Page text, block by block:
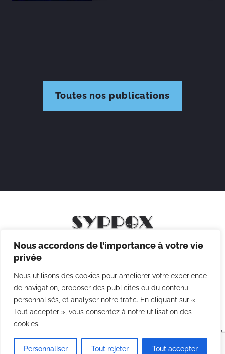
Nous accordons de l’importance à votre vie
privée
Nous utilisons des cookies pour améliorer votre expérience
de navigation, proposer des publicités ou du contenu
personnalisés, et analyser notre trafic. En cliquant sur «
Tout accepter », vous consentez à notre utilisation des
cookies.
Personnaliser Tout rejeter Tout accepter
Toutes nos publications
Mentions légales
Politique des cookies
CGV
Agence
Point Com